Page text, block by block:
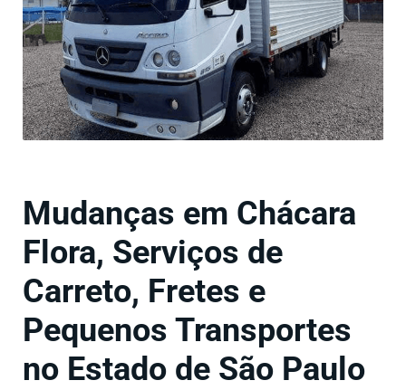
Mudanças em Chácara
Flora, Serviços de
Carreto, Fretes e
Pequenos Transportes
no Estado de São Paulo